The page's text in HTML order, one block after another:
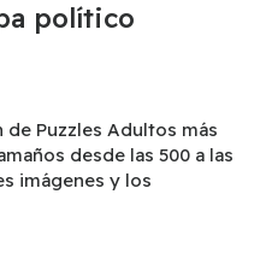
político
Puzzles Adultos más
desde las 500 a las
imágenes y los